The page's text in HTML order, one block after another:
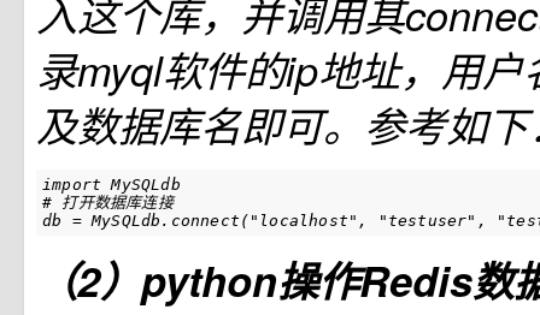
入这个库，并调用其
录myql软件的ip地址，用
及数据库名即可。参考如下
import MySQLdb
# 打开数据库连接
db = MySQLdb.connect("localhost", "testuser",
（2）python操作Redis数